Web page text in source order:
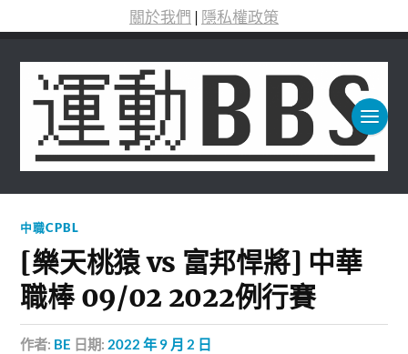
關於我們 | 隱私權政策
中職CPBL
[樂天桃猿 vs 富邦悍將] 中華
職棒 09/02 2022例行賽
作者: BE 日期: 2022 年 9 月 2 日